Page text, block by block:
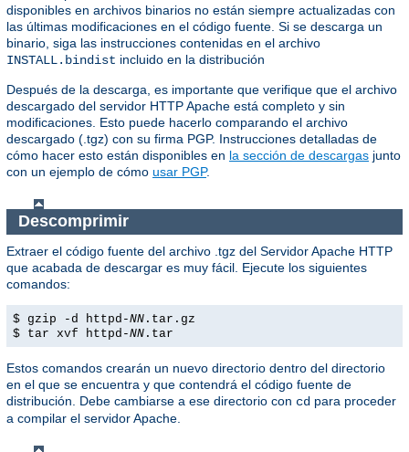
disponibles en archivos binarios no están siempre actualizadas con
las últimas modificaciones en el código fuente. Si se descarga un
binario, siga las instrucciones contenidas en el archivo
INSTALL.bindist incluido en la distribución
Después de la descarga, es importante que verifique que el archivo
descargado del servidor HTTP Apache está completo y sin
modificaciones. Esto puede hacerlo comparando el archivo
descargado (.tgz) con su firma PGP. Instrucciones detalladas de
cómo hacer esto están disponibles en la sección de descargas junto
con un ejemplo de cómo usar PGP.
Descomprimir
Extraer el código fuente del archivo .tgz del Servidor Apache HTTP
que acabada de descargar es muy fácil. Ejecute los siguientes
comandos:
$ gzip -d httpd-NN .tar.gz
$ tar xvf httpd-NN .tar
Estos comandos crearán un nuevo directorio dentro del directorio
en el que se encuentra y que contendrá el código fuente de
distribución. Debe cambiarse a ese directorio con cd para proceder
a compilar el servidor Apache.